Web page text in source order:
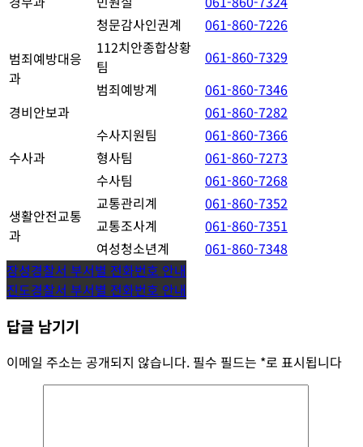
청문감사인권계
061-860-7226
범죄예방대응
과
112치안종합상황
팀
061-860-7329
범죄예방계
061-860-7346
경비안보과
061-860-7282
수사과
수사지원팀
061-860-7366
형사팀
061-860-7273
수사팀
061-860-7268
생활안전교통
과
교통관리계
061-860-7352
교통조사계
061-860-7351
여성청소년계
061-860-7348
글
탐
색
장성경찰서 부서별 전화번호 안내
진도경찰서 부서별 전화번호 안내
답글 남기기
이메일 주소는 공개되지 않습니다. 필수 필드는 *로 표시됩니다